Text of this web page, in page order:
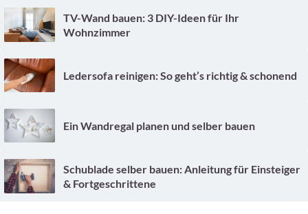
TV-Wand bauen: 3 DIY-Ideen für Ihr
Wohnzimmer
Ledersofa reinigen: So geht’s richtig & schonend
Ein Wandregal planen und selber bauen
Schublade selber bauen: Anleitung für Einsteiger
& Fortgeschrittene